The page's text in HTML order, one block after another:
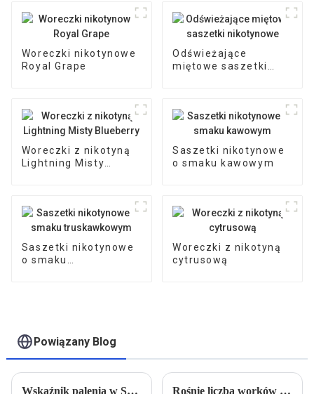
Woreczki nikotynowe
Royal Grape
Odświeżające
miętowe saszetki
Woreczki z nikotyną
Lightning Misty
Saszetki nikotynowe
o smaku kawowym
Saszetki nikotynowe
o smaku
Woreczki z nikotyną
cytrusową
Powiązany Blog
Wskaźnik palenia w Szwecji spadł do 5,6%, zbliżając się do statusu kraju wolnego od dymu Rośnie liczba worków z nikotyną, a regulacje dotyczące produktów nadrabiają zaległości – od niszowych po popularne